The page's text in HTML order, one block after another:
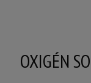
OXIGÉN